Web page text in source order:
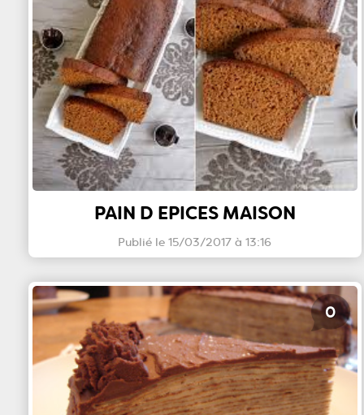
PAIN D EPICES MAISON
Publié le 15/03/2017 à 13:16
0